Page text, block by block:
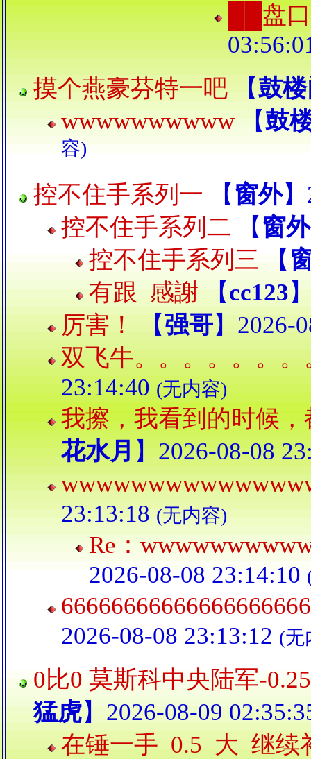
██盘
摸个燕豪芬特一吧 【鼓
wwwwwwwwww【鼓
容)
控不住手系列一 【 窗外
控不住手系列二 【 窗外
控不住手系列三 【
有跟 感謝 【cc123
厉害！
【强哥】2026-
双飞牛。。。。。。。
23:14:40 (无内容)
我擦，我看到的时候
花水月 】2026-08-08
23:13:18 (无内容)
Re：
2026-08-08 23:14:10
2026-08-08 23:13:12 (无
0比0 莫斯科中央陆军-
猛虎】2026-08-09
在锤一手 0.5 大 继续